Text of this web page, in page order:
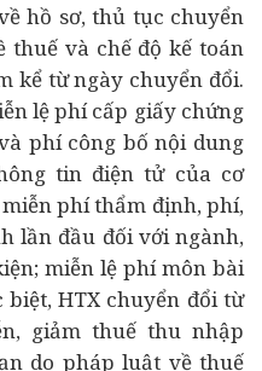
hồ sơ, thủ tục chuyển
và chế độ kế toán
kể từ ngày chuyển đổi.
lệ phí cấp giấy chứng
phí công bố nội dung
tin điện tử của cơ
phí thẩm định, phí,
lần đầu đối với ngành,
miễn lệ phí môn bài
HTX chuyển đổi từ
giảm thuế thu nhập
do pháp luật về thuế